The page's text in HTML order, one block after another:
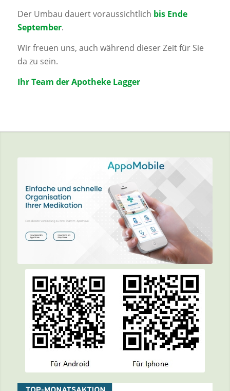
Der Umbau dauert voraussichtlich bis Ende
September.
Wir freuen uns, auch während dieser Zeit für Sie
da zu sein.
Ihr Team der Apotheke Lagger